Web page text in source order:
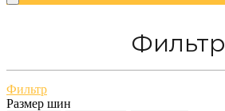
Фильтр
Фильтр
Размер шин